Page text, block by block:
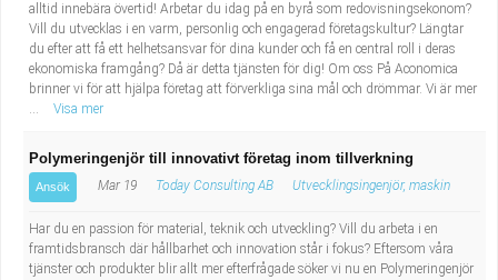
alltid innebära övertid! Arbetar du idag på en byrå som redovisningsekonom?
Vill du utvecklas i en varm, personlig och engagerad företagskultur? Längtar
du efter att få ett helhetsansvar för dina kunder och få en central roll i deras
ekonomiska framgång? Då är detta tjänsten för dig! Om oss På Aconomica
brinner vi för att hjälpa företag att förverkliga sina mål och drömmar. Vi är mer
...
Visa mer
Polymeringenjör till innovativt företag inom tillverkning
Ansök Mar 19 Today Consulting AB Utvecklingsingenjör, maskin
Har du en passion för material, teknik och utveckling? Vill du arbeta i en
framtidsbransch där hållbarhet och innovation står i fokus? Eftersom våra
tjänster och produkter blir allt mer efterfrågade söker vi nu en Polymeringenjör